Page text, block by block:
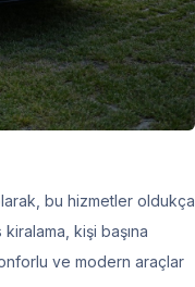
bu hizmetler oldukça
kişi başına
ve modern araçlar